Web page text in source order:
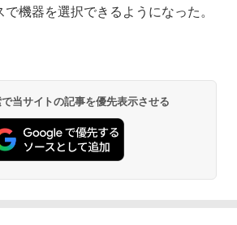
機器を選択できるようになった。
当サイトの記事を優先表示させる